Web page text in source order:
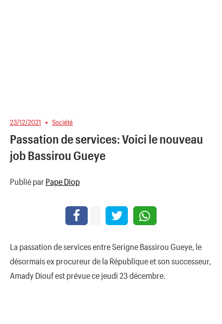
23/12/2021 Société
Passation de services: Voici le nouveau
job Bassirou Gueye
Publié par Pape Diop
La passation de services entre Serigne Bassirou Gueye, le
désormais ex procureur de la République et son successeur,
Amady Diouf est prévue ce jeudi 23 décembre.